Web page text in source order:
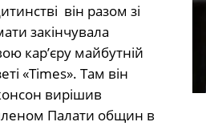
він разом зі
закінчувала
кар’єру майбутній
«Times». Там він
вирішив
членом Палати общин в